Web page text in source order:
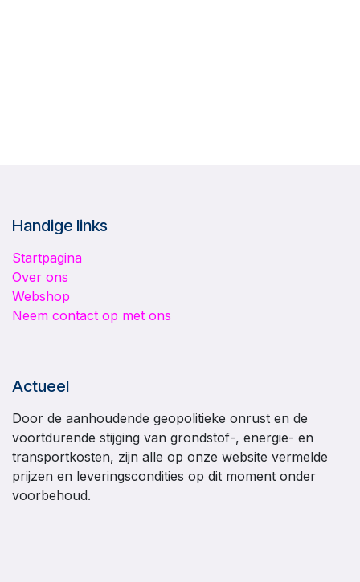
Handige links
Startpagina
Over ons
Webshop
Neem contact op met ons
Actueel
Door de aanhoudende geopolitieke onrust en de
voortdurende stijging van grondstof-, energie- en
transportkosten, zijn alle op onze website vermelde
prijzen en leveringscondities op dit moment onder
voorbehoud.